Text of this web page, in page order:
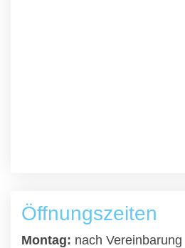
Öffnungszeiten
Montag: nach Vereinbarung